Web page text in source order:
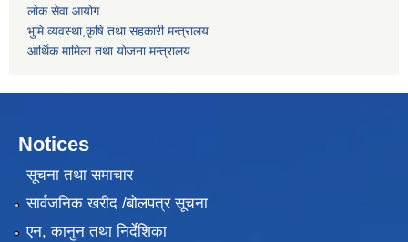
लोक सेवा आयोग
भुमि व्यवस्था,कृषि तथा सहकारी मन्त्रालय
आर्थिक मामिला तथा याेजना मन्त्रालय
Notices
सूचना तथा समाचार
सार्वजनिक खरीद /बोलपत्र सूचना
एन, कानुन तथा निर्देशिका